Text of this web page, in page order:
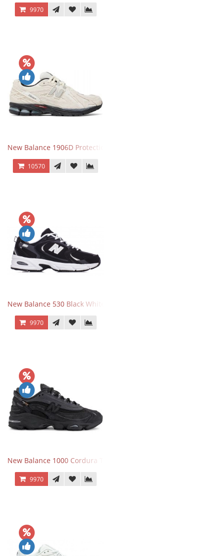
9970
New Balance 1906D Protection Pack Turtledove
10570
New Balance 530 Black White Silver
9970
New Balance 1000 Cordura Trainers Black Cement
9970